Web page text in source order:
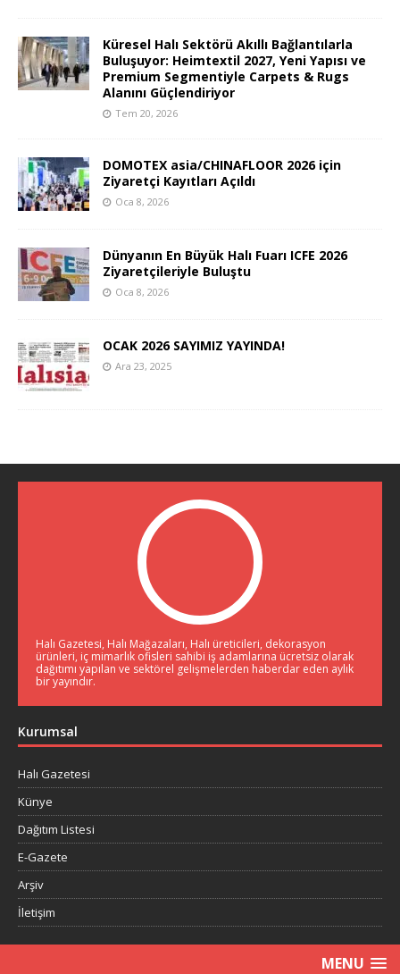
Küresel Halı Sektörü Akıllı Bağlantılarla
Buluşuyor: Heimtextil 2027, Yeni Yapısı ve
Premium Segmentiyle Carpets & Rugs
Alanını Güçlendiriyor
Tem 20, 2026
DOMOTEX asia/CHINAFLOOR 2026 için
Ziyaretçi Kayıtları Açıldı
Oca 8, 2026
Dünyanın En Büyük Halı Fuarı ICFE 2026
Ziyaretçileriyle Buluştu
Oca 8, 2026
OCAK 2026 SAYIMIZ YAYINDA!
Ara 23, 2025
Halı Gazetesi, Halı Mağazaları, Halı üreticileri, dekorasyon
ürünleri, iç mimarlık ofisleri sahibi iş adamlarına ücretsiz olarak
dağıtımı yapılan ve sektörel gelişmelerden haberdar eden aylık
bir yayındır.
Kurumsal
Halı Gazetesi
Künye
Dağıtım Listesi
E-Gazete
Arşiv
İletişim
MENU